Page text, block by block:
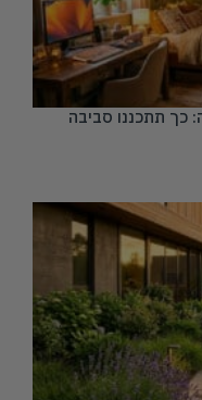
כך תתכננו סביבה